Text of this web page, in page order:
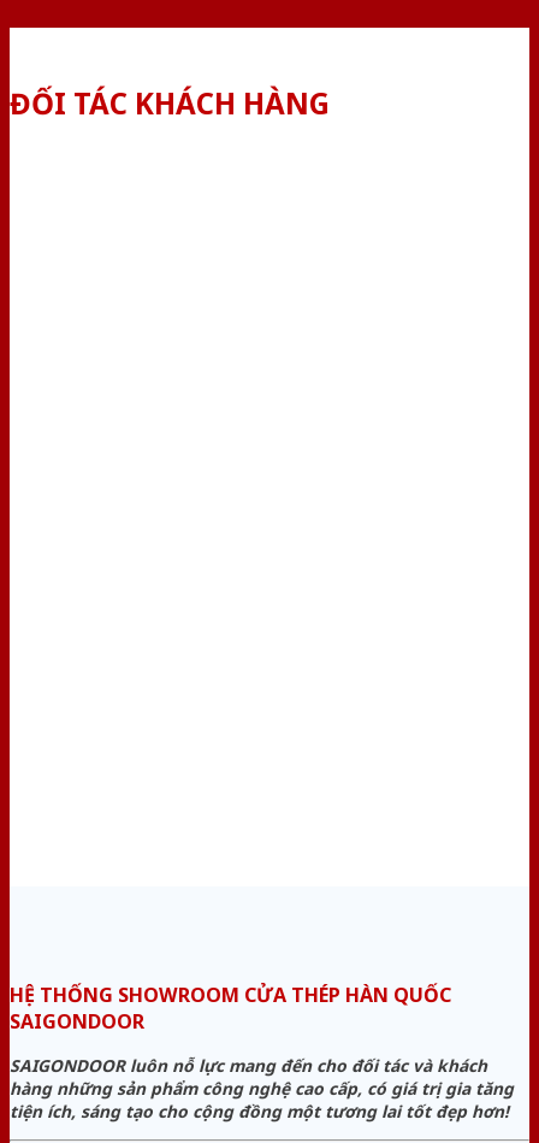
ĐỐI TÁC KHÁCH HÀNG
HỆ THỐNG SHOWROOM CỬA THÉP HÀN QUỐC
SAIGONDOOR
SAIGONDOOR luôn nỗ lực mang đến cho đối tác và khách
hàng những sản phẩm công nghệ cao cấp, có giá trị gia tăng
tiện ích, sáng tạo cho cộng đồng một tương lai tốt đẹp hơn!